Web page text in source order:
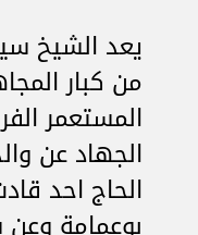
يعد الشيخ
من كبار
المستعمر
الجهاد عن
الحاج احد